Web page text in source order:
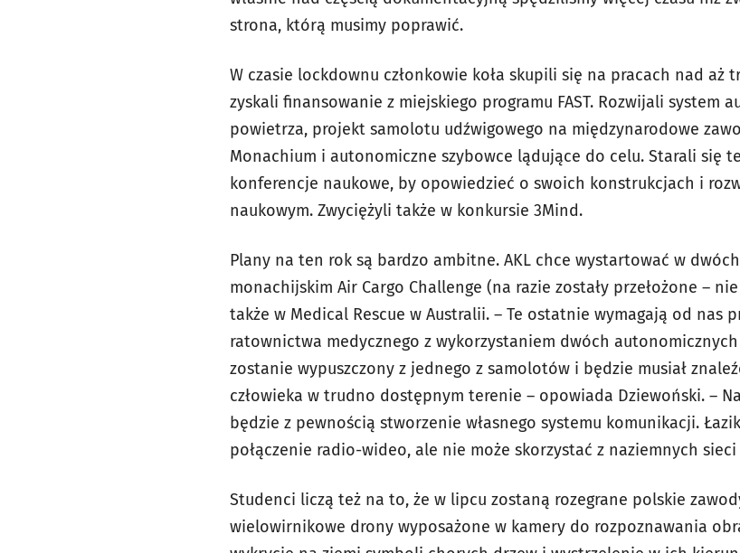
strona, którą musimy poprawić.
W czasie lockdownu członkowie koła skupili się na pracach nad aż
zyskali finansowanie z miejskiego programu FAST. Rozwijali system
powietrza, projekt samolotu udźwigowego na międzynarodowe
Monachium i autonomiczne szybowce lądujące do celu. Starali się
konferencje naukowe, by opowiedzieć o swoich konstrukcjach i
naukowym. Zwyciężyli także w konkursie 3Mind.
Plany na ten rok są bardzo ambitne. AKL chce wystartować w dwóch
monachijskim Air Cargo Challenge (na razie zostały przełożone –
także w Medical Rescue w Australii. – Te ostatnie wymagają od nas
ratownictwa medycznego z wykorzystaniem dwóch
zostanie wypuszczony z jednego z samolotów i będzie musiał
człowieka w trudno dostępnym terenie – opowiada Dziewoński. –
będzie z pewnością stworzenie własnego systemu komunikacji.
połączenie radio-wideo, ale nie może skorzystać z naziemnych sieci
Studenci liczą też na to, że w lipcu zostaną rozegrane polskie
wielowirnikowe drony wyposażone w kamery do rozpoznawania